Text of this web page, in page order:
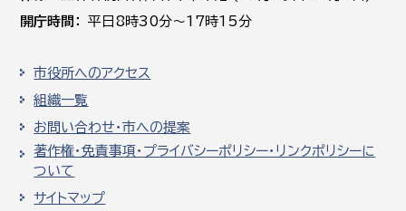
開庁時間
平日8時30分～17時15分
市役所へのアクセス
組織一覧
お問い合わせ・市への提案
著作権・免責事項・プライバシーポリシー・リンクポリシーに
ついて
サイトマップ